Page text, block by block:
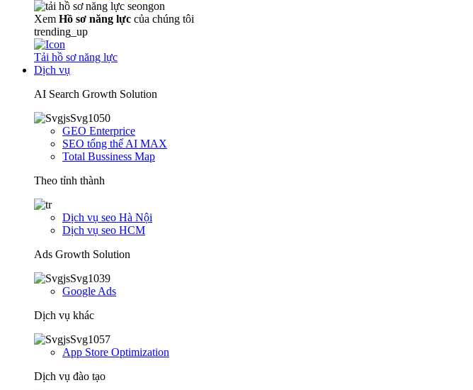
Xem Hồ sơ năng lực của chúng tôi
trending_up
Tải hồ sơ năng lực
Dịch vụ
AI Search Growth Solution
GEO Enterprice
SEO tổng thể AI MAX
Total Bussiness Map
Theo tỉnh thành
Dịch vụ seo Hà Nội
Dịch vụ seo HCM
Ads Growth Solution
Google Ads
Dịch vụ khác
App Store Optimization
Dịch vụ đào tạo